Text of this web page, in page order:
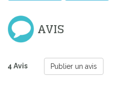
AVIS
4 Avis Publier un avis